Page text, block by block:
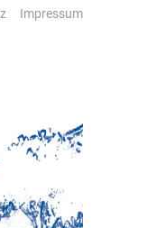
Impressum